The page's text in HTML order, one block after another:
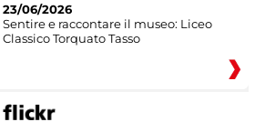
23/06/2026
Sentire e raccontare il museo: Liceo
Classico Torquato Tasso